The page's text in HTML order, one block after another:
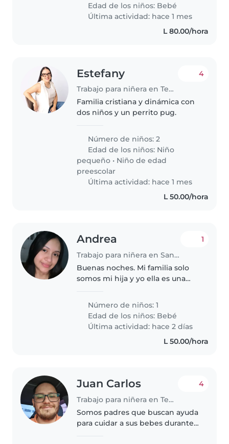
Edad de los niños: Bebé
Última actividad: hace 1 mes
L 80.00/hora
Estefany
Trabajo para niñera en Tegucigalpa
4
Familia cristiana y dinámica con
dos niños y un perrito pug.
Número de niños: 2
Edad de los niños: Niño
pequeño • Niño de edad
preescolar
Última actividad: hace 1 mes
L 50.00/hora
Andrea
Trabajo para niñera en San Pedro Sula
1
Buenas noches. Mi familia solo
somos mi hija y yo ella es una
portada
Número de niños: 1
Edad de los niños: Bebé
Última actividad: hace 2 días
L 50.00/hora
Juan Carlos
Trabajo para niñera en Tegucigalpa
4
Somos padres que buscan ayuda
para cuidar a sus bebes durante